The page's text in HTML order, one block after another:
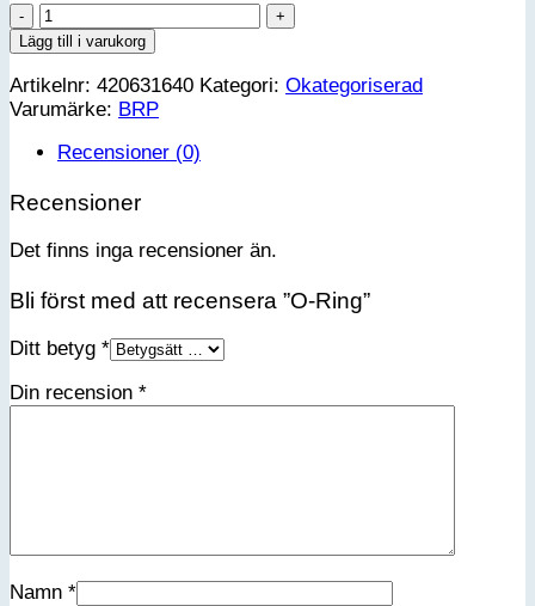
O-
Ring
mängd
Lägg till i varukorg
Artikelnr: 420631640 Kategori: Okategoriserad
Varumärke: BRP
Recensioner (0)
Recensioner
Det finns inga recensioner än.
Bli först med att recensera ”O-Ring”
Ditt betyg *
Din recension *
Namn *